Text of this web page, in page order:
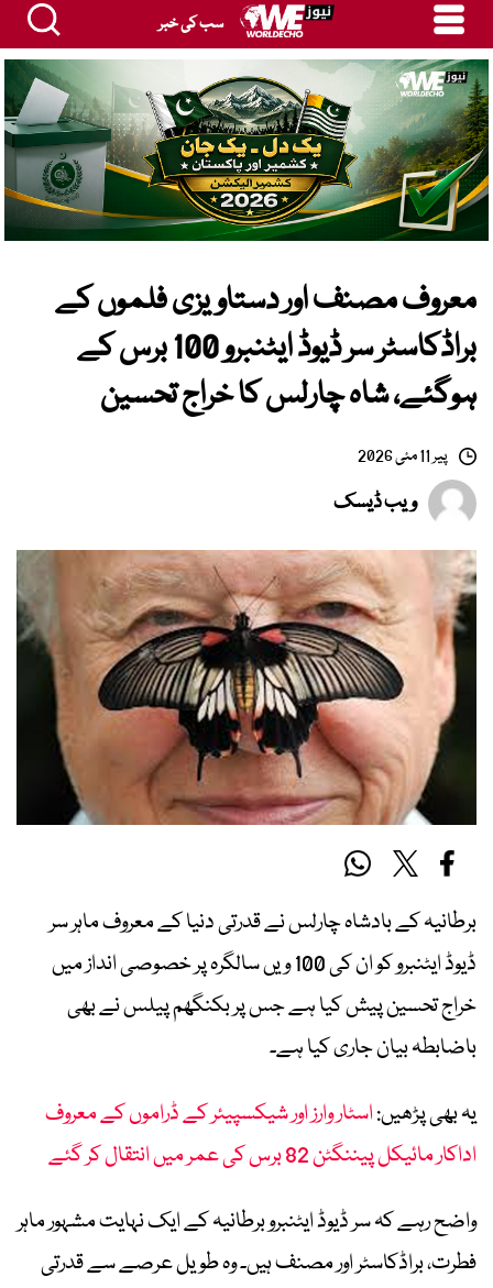
سب کی خبر
معروف مصنف اور دستاویزی فلموں کے
براڈکاسٹر سر ڈیوڈ ایٹنبرو 100 برس کے
ہوگئے، شاہ چارلس کا خراج تحسین
پیر 11 مئی 2026
ویب ڈیسک
برطانیہ کے بادشاہ چارلس نے قدرتی دنیا کے معروف ماہر سر
ڈیوڈ ایٹنبرو کو ان کی 100 ویں سالگرہ پر خصوصی انداز میں
خراج تحسین پیش کیا ہے جس پر بکنگھم پیلس نے بھی
باضابطہ بیان جاری کیا ہے۔
یہ بھی پڑھیں:اسٹار وارز اور شیکسپیئر کے ڈراموں کے معروف
اداکار مائیکل پیننگٹن 82 برس کی عمر میں انتقال کر گئے
واضح رہے کہ سر ڈیوڈ ایٹنبرو برطانیہ کے ایک نہایت مشہور ماہر
فطرت، براڈکاسٹر اور مصنف ہیں۔ وہ طویل عرصے سے قدرتی